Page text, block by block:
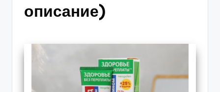
описание)